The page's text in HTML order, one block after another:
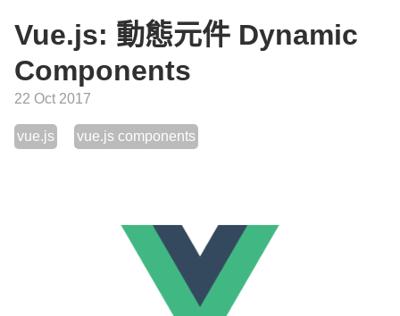
Vue.js: 動態元件 Dynamic
Components
22 Oct 2017
vue.js vue.js components